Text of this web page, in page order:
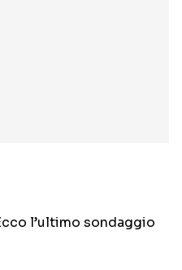
l’ultimo sondaggio